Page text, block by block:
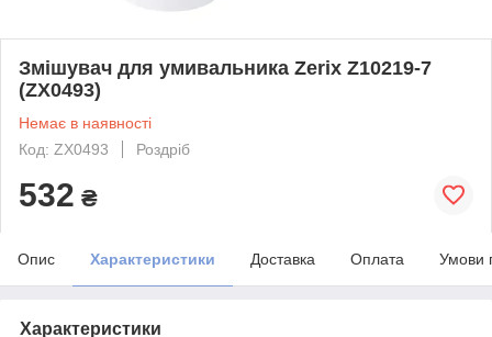
Змішувач для умивальника Zerix Z10219-7
(ZX0493)
Немає в наявності
Код: ZX0493
Роздріб
532 ₴
Опис Характеристики Доставка Оплата Умови
Характеристики